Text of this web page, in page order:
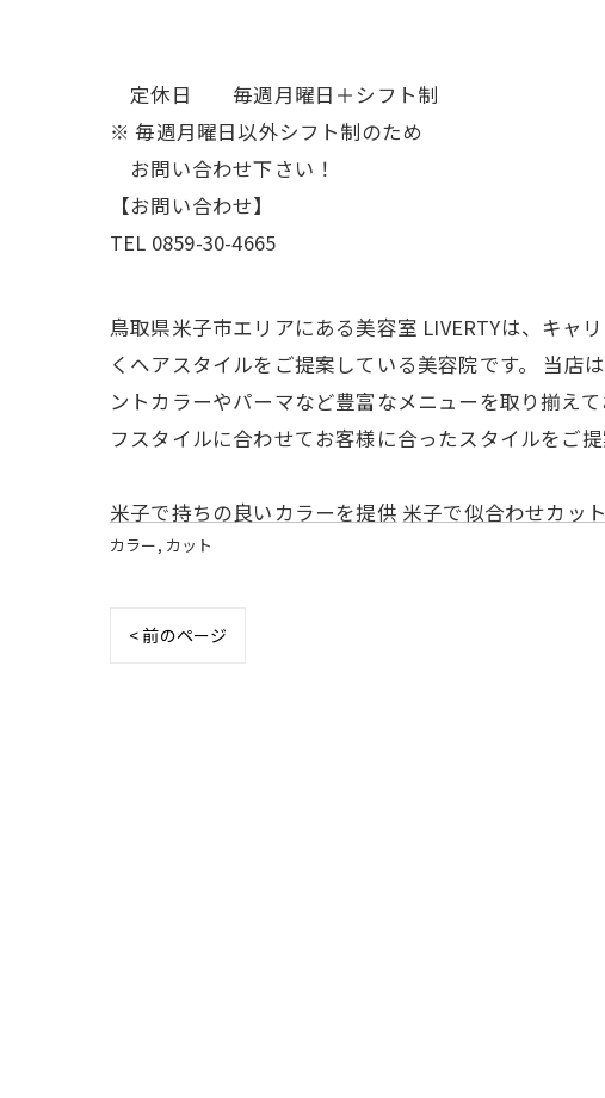
定休日 毎週月曜日＋シフト制
※ 毎週月曜日以外シフト制のため
お問い合わせ下さい！
【お問い合わせ】
TEL 0859-30-4665
鳥取県米子市エリアにある美容室 LIVERTYは、キャ
くヘアスタイルをご提案している美容院です。 当店
ントカラーやパーマなど豊富なメニューを取り揃え
フスタイルに合わせてお客様に合ったスタイルをご
米子で持ちの良いカラーを提供 米子で似合わせカッ
カラー カット
< 前のページ